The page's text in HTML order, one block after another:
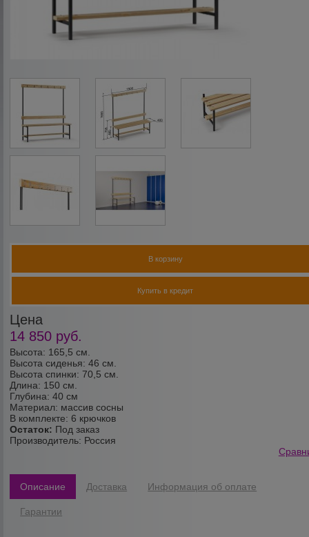
Высота: 165,5 см.
Высота сиденья: 46 см.
Высота спинки: 70,5 см.
Длина: 150 см.
Глубина: 40 см
Материал: массив сосны
В комплекте: 6 крючков
Остаток: Под заказ
Производитель: Россия
Цена
14 850 руб.
В корзину
Купить в кредит
Описание Доставка Информация об оплате
Гарантии